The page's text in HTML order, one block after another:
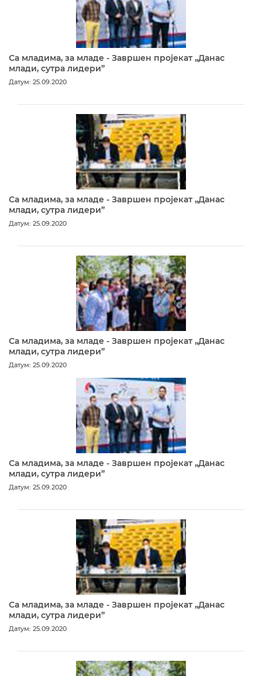
Са младима, за младе - Завршен пројекат „Данас
млади, сутра лидери”
Датум: 25.09.2020
Са младима, за младе - Завршен пројекат „Данас
млади, сутра лидери”
Датум: 25.09.2020
Са младима, за младе - Завршен пројекат „Данас
млади, сутра лидери”
Датум: 25.09.2020
Са младима, за младе - Завршен пројекат „Данас
млади, сутра лидери”
Датум: 25.09.2020
Са младима, за младе - Завршен пројекат „Данас
млади, сутра лидери”
Датум: 25.09.2020